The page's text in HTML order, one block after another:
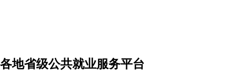
各地省级公共就业服务平台